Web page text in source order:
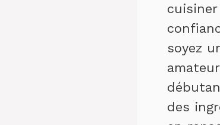
soyez
des